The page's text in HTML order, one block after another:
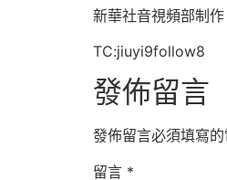
新華社音視頻部制作
TC:jiuyi9follow8
發佈留言
發佈留言必須填寫
留言 *